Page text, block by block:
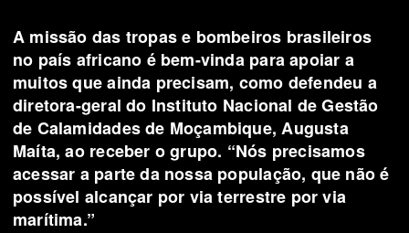
A missão das tropas e bombeiros brasileiros
no país africano é bem-vinda para apoiar a
muitos que ainda precisam, como defendeu a
diretora-geral do Instituto Nacional de Gestão
de Calamidades de Moçambique, Augusta
Maíta, ao receber o grupo. “Nós precisamos
acessar a parte da nossa população, que não é
possível alcançar por via terrestre por via
marítima.”